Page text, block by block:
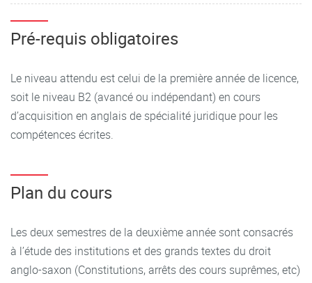
Pré-requis obligatoires
Le niveau attendu est celui de la première année de licence,
soit le niveau B2 (avancé ou indépendant) en cours
d’acquisition en anglais de spécialité juridique pour les
compétences écrites.
Plan du cours
Les deux semestres de la deuxième année sont consacrés
à l’étude des institutions et des grands textes du droit
anglo-saxon (Constitutions, arrêts des cours suprêmes, etc)